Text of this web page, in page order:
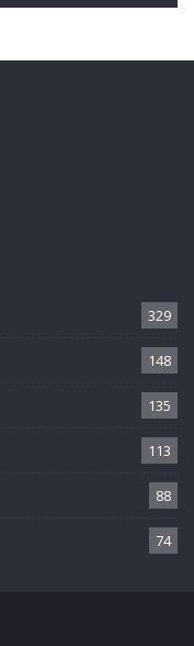
329
148
135
113
88
74